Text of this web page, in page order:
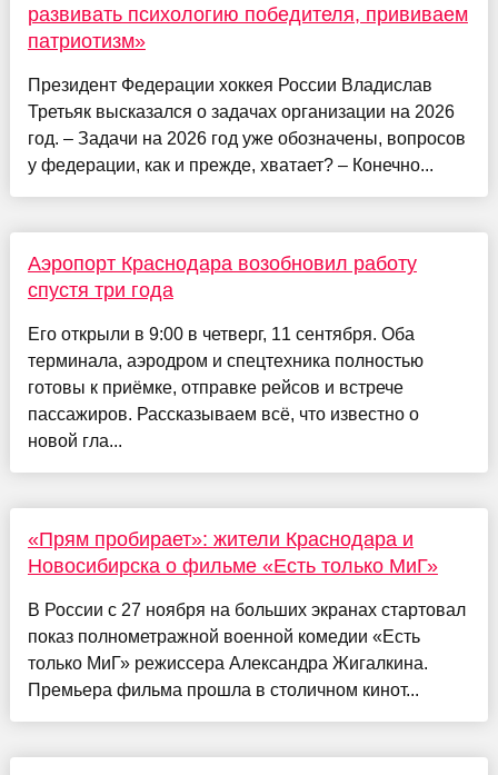
развивать психологию победителя, прививаем
патриотизм»
Президент Федерации хоккея России Владислав
Третьяк высказался о задачах организации на 2026
год. – Задачи на 2026 год уже обозначены, вопросов
у федерации, как и прежде, хватает? – Конечно...
Аэропорт Краснодара возобновил работу
спустя три года
Его открыли в 9:00 в четверг, 11 сентября. Оба
терминала, аэродром и спецтехника полностью
готовы к приёмке, отправке рейсов и встрече
пассажиров. Рассказываем всё, что известно о
новой гла...
«Прям пробирает»: жители Краснодара и
Новосибирска о фильме «Есть только МиГ»
В России с 27 ноября на больших экранах стартовал
показ полнометражной военной комедии «Есть
только МиГ» режиссера Александра Жигалкина.
Премьера фильма прошла в столичном кинот...